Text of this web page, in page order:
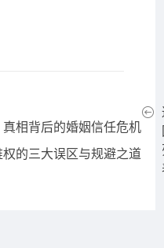
相背后的婚姻信任危机
的三大误区与规避之道